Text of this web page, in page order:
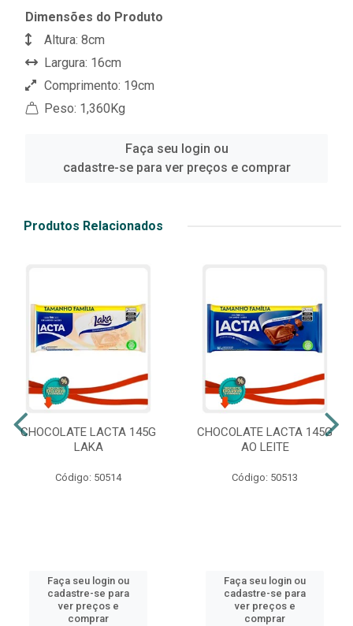
Dimensões do Produto
Altura: 8cm
Largura: 16cm
Comprimento: 19cm
Peso: 1,360Kg
Faça seu login ou
cadastre-se para ver preços e comprar
Produtos Relacionados
CHOCOLATE LACTA 145G
LAKA
Código: 50514
Faça seu login ou
cadastre-se para
ver preços e
comprar
CHOCOLATE LACTA 145G
AO LEITE
Código: 50513
Faça seu login ou
cadastre-se para
ver preços e
comprar